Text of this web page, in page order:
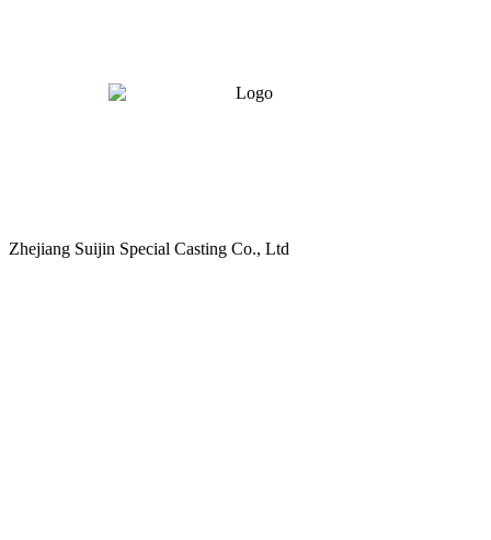
Zhejiang Suijin Special Casting Co., Ltd